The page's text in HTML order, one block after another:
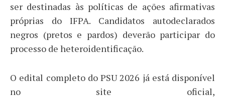
ser destinadas às políticas de ações afirmativas
próprias do IFPA. Candidatos autodeclarados
negros (pretos e pardos) deverão participar do
processo de heteroidentificação.
O edital completo do PSU 2026 já está disponível
no site oficial,